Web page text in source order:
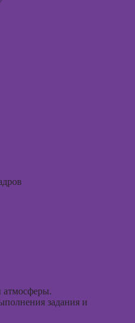
атмосферы.
задания и